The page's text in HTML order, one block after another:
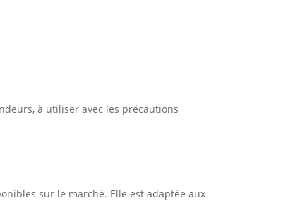
à utiliser avec les précautions
sur le marché. Elle est adaptée aux